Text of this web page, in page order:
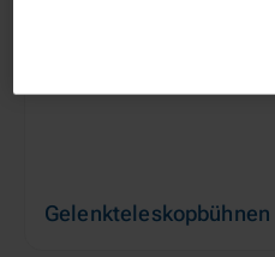
Gelenkteleskopbühnen